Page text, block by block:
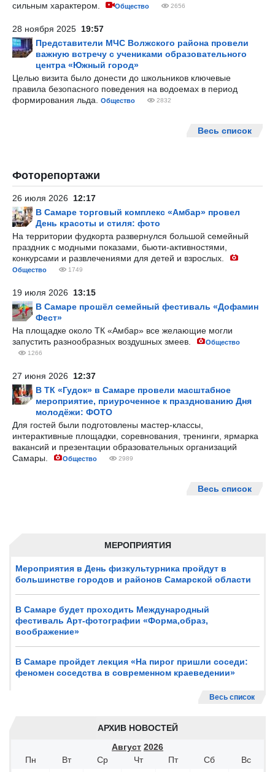
МЕРОПРИЯТИЯ
Мероприятия в День физкультурника пройдут в
большинстве городов и районов Самарской области
В Самаре будет проходить Международный
фестиваль Арт-фотографии «Форма,образ,
воображение»
В Самаре пройдет лекция «На пирог пришли соседи:
феномен соседства в современном краеведении»
Весь список
АРХИВ НОВОСТЕЙ
Август 2026
Пн
Вт Ср Чт Пт Сб
Вс
сильным характером.
Общество 2656
28 ноября 2025 19:57
Представители МЧС Волжского района провели
важную встречу с учениками образовательного
центра «Южный город»
Целью визита было донести до школьников ключевые
правила безопасного поведения на водоемах в период
формирования льда.
Общество 2832
Весь список
Фоторепортажи
26 июля 2026 12:17
В Самаре торговый комплекс «Амбар» провел
День красоты и стиля: фото
На территории фудкорта развернулся большой семейный
праздник с модными показами, бьюти-активностями,
конкурсами и развлечениями для детей и взрослых.
Общество 1749
19 июля 2026 13:15
В Самаре прошёл семейный фестиваль «Дофамин
Фест»
На площадке около ТК «Амбар» все желающие могли
запустить разнообразных воздушных змеев.
Общество
1266
27 июня 2026 12:37
В ТК «Гудок» в Самаре провели масштабное
мероприятие, приуроченное к празднованию Дня
молодёжи: ФОТО
Для гостей были подготовлены мастер-классы,
интерактивные площадки, соревнования, тренинги, ярмарка
вакансий и презентации образовательных организаций
Самары.
Общество 2989
Весь список